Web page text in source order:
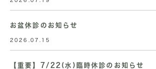
お盆休診のお知らせ
2026.07.15
【重要】7/22(水)臨時休診のお知らせ